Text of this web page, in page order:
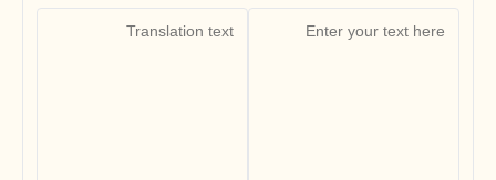
تسويق المنتجات
نجاح العملاء